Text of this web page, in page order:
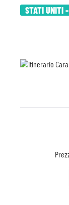
STATI UNITI